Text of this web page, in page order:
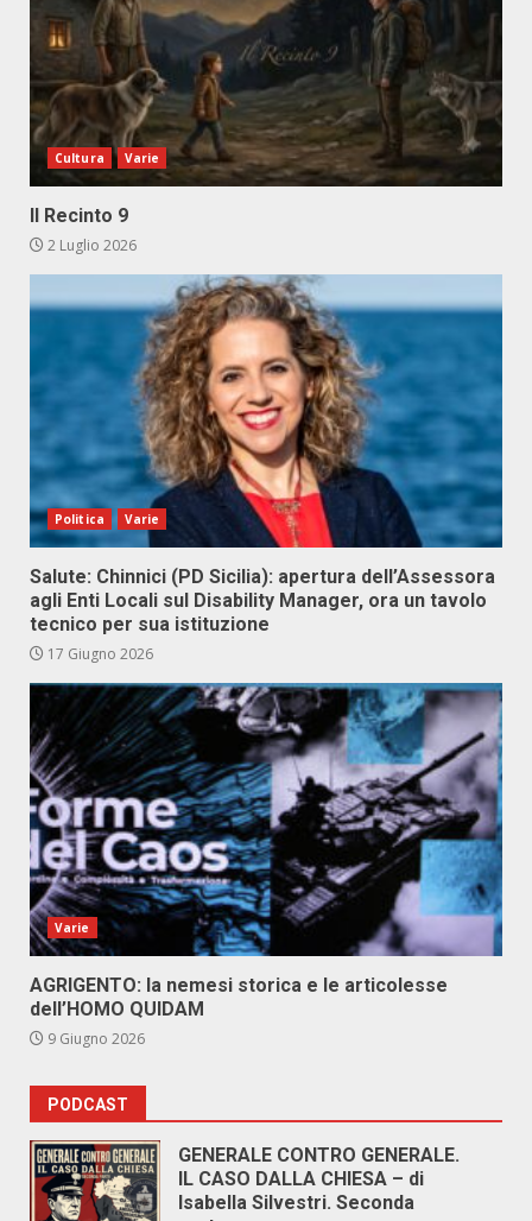
Cultura Varie
Il Recinto 9
2 Luglio 2026
Politica Varie
Salute: Chinnici (PD Sicilia): apertura dell’Assessora
agli Enti Locali sul Disability Manager, ora un tavolo
tecnico per sua istituzione
17 Giugno 2026
Varie
AGRIGENTO: la nemesi storica e le articolesse
dell’HOMO QUIDAM
9 Giugno 2026
PODCAST
GENERALE CONTRO GENERALE.
IL CASO DALLA CHIESA – di
Isabella Silvestri. Seconda